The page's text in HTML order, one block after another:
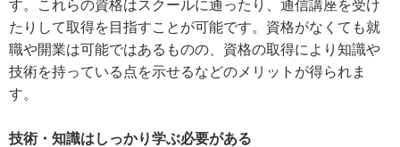
す。これらの資格はスクールに通ったり、通信講座を受け
たりして取得を目指すことが可能です。資格がなくても就
職や開業は可能ではあるものの、資格の取得により知識や
技術を持っている点を示せるなどのメリットが得られま
す。
技術・知識はしっかり学ぶ必要がある